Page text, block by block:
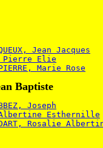
Jean Jacques
Pierre Elie
Marie Rose
Baptiste
Joseph
Albertine Esthernille
Rosalie